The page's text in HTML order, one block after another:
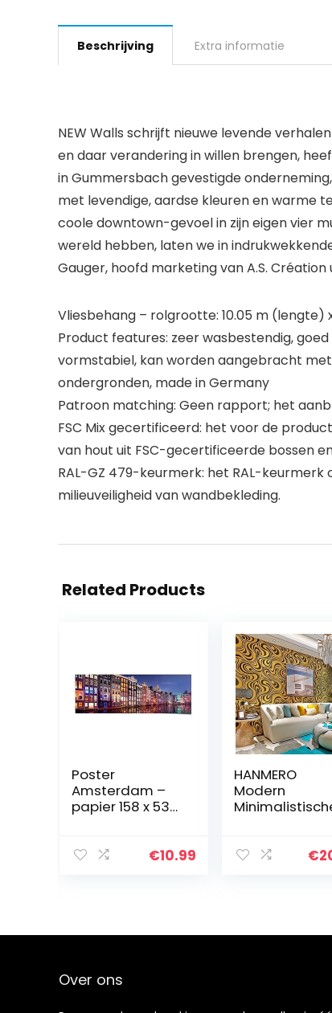
Beschrijving Extra informatie
NEW Walls schrijft nieuwe levende
en daar verandering in willen brengen,
in Gummersbach gevestigde
met levendige, aardse kleuren en warme
coole downtown-gevoel in zijn eigen vier
wereld hebben, laten we in
Gauger, hoofd marketing van A.S.
Vliesbehang – rolgrootte: 10.05 m (lengte)
Product features: zeer wasbestendig,
vormstabiel, kan worden aangebracht
ondergronden, made in Germany
Patroon matching: Geen rapport; het
FSC Mix gecertificeerd: het voor de
van hout uit FSC-gecertificeerde bossen
RAL-GZ 479-keurmerk: het RAL-
milieuveiligheid van wandbekleding.
Related Products
Poster
Amsterdam –
papier 158 x 53
steden en
€10.99
HANMERO
Modern
woven 3D
€
Over ons